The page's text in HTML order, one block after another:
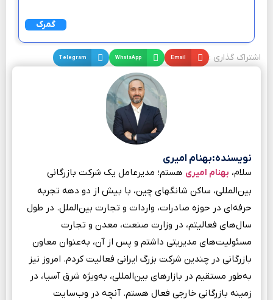
گمرک
اشتراک گذاری : Email
WhatsApp
Telegram
نویسنده:بهنام امیری
سلام، بهنام امیری هستم؛ مدیرعامل یک شرکت بازرگانی
بین‌المللی، ساکن شانگهای چین، با بیش از دو دهه تجربه
حرفه‌ای در حوزه صادرات، واردات و تجارت بین‌الملل. در طول
سال‌های فعالیتم، در وزارت صنعت، معدن و تجارت
مسئولیت‌های مدیریتی داشتم و پس از آن، به‌عنوان معاون
بازرگانی در چندین شرکت بزرگ ایرانی فعالیت کردم. امروز نیز
به‌طور مستقیم در بازارهای بین‌المللی، به‌ویژه شرق آسیا، در
زمینه بازرگانی خارجی فعال هستم. آنچه در وب‌سایت